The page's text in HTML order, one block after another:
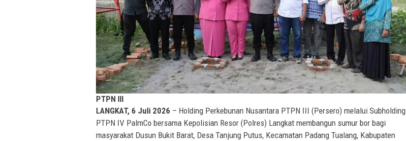
PTPN III
LANGKAT, 6 Juli 2026 – Holding Perkebunan Nusantara PTPN III (Persero) melalui Subholding
PTPN IV PalmCo bersama Kepolisian Resor (Polres) Langkat membangun sumur bor bagi
masyarakat Dusun Bukit Barat, Desa Tanjung Putus, Kecamatan Padang Tualang, Kabupaten